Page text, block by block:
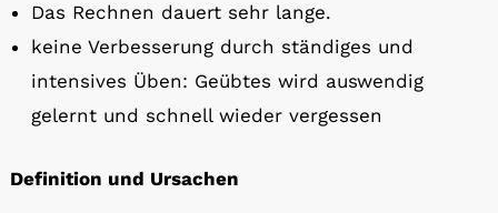
Das Rechnen dauert sehr lange.
keine Verbesserung durch ständiges und
intensives Üben: Geübtes wird auswendig
gelernt und schnell wieder vergessen
Definition und Ursachen